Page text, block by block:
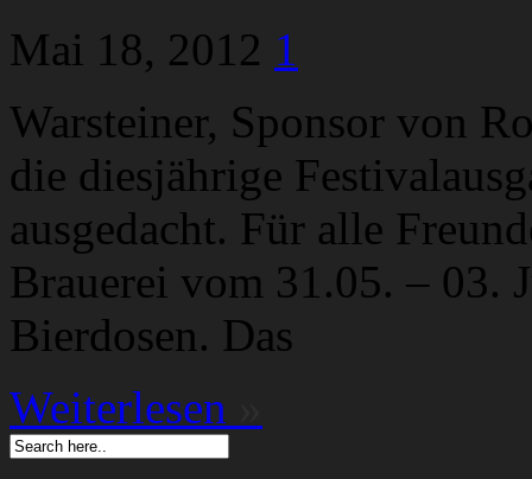
Mai 18, 2012 1
Warsteiner, Sponsor von
die diesjährige
ausgedacht. Für alle
Brauerei vom 31.05. – 03.
Bierdosen. Das
Weiterlesen